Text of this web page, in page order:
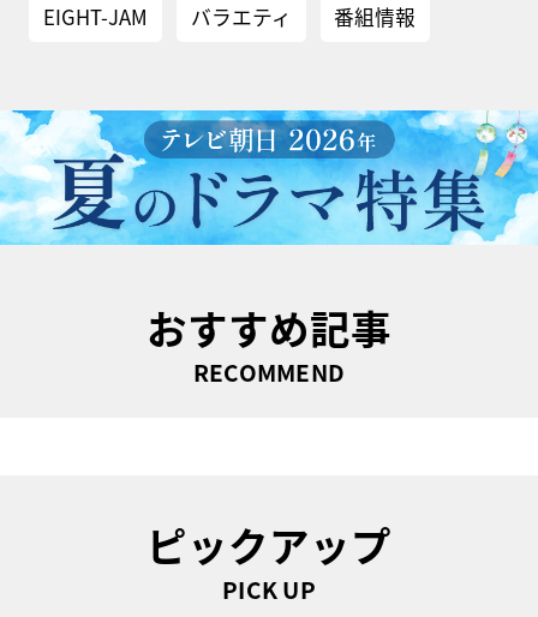
EIGHT-JAM バラエティ 番組情報
おすすめ記事
RECOMMEND
ピックアップ
PICK UP